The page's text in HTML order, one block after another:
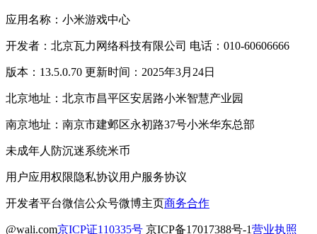
应用名称：小米游戏中心
开发者：北京瓦力网络科技有限公司 电话：010-60606666
版本：13.5.0.70 更新时间：2025年3月24日
北京地址：北京市昌平区安居路小米智慧产业园
南京地址：南京市建邺区永初路37号小米华东总部
未成年人防沉迷系统米币
用户应用权限隐私协议用户服务协议
开发者平台微信公众号微博主页商务合作
@wali.com京ICP证110335号 京ICP备17017388号-1营业执照